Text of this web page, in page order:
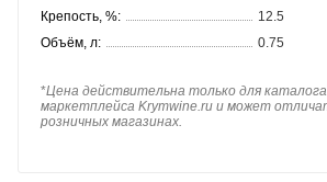
Крепость, %:
12.5
Объём, л:
0.75
*Цена действительна только для
маркетплейса Krymwine.ru и может
розничных магазинах.